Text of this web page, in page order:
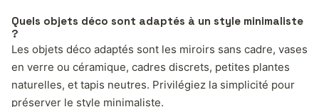
Quels objets déco sont adaptés à un style minimaliste
?
Les objets déco adaptés sont les miroirs sans cadre, vases
en verre ou céramique, cadres discrets, petites plantes
naturelles, et tapis neutres. Privilégiez la simplicité pour
préserver le style minimaliste.